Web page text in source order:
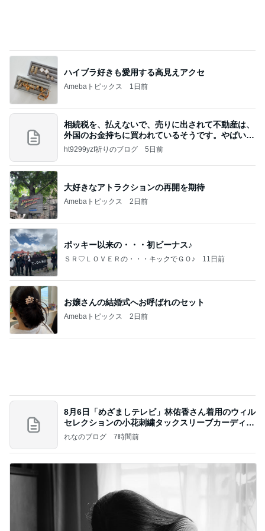
ハイブラ好きも愛用する高見えアクセ
Amebaトピックス 1日前
相続税を、払えないで、売りに出されて不動産は、
外国のお金持ちに買われているそうです。やばいで
すよ
ht9299yzf祈りのブログ 5日前
大好きなアトラクションの再開を期待
Amebaトピックス 2日前
ポッキー以来の・・・初ビーナス♪
ＳＲ♡ＬＯＶＥＲの・・・キックでＧＯ♪ 11日前
お嬢さんの結婚式へお呼ばれのセット
Amebaトピックス 2日前
8月6日「めざましテレビ」林佑香さん着用のウィル
セレクションの小花刺繍タックスリーブカーディガ
ン
れなのブログ 7時間前